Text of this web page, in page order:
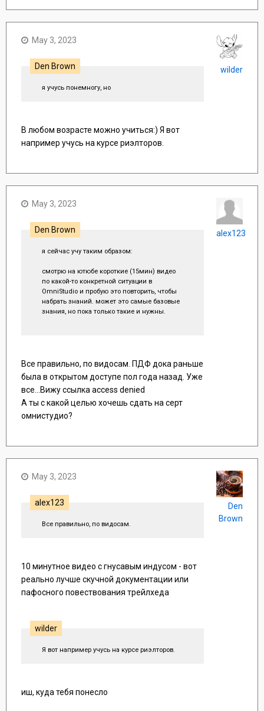
May 3, 2023
Den Brown
я учусь понемногу, но
В любом возрасте можно учиться:) Я вот
например учусь на курсе риэлторов.
wilder
May 3, 2023
Den Brown
я сейчас учу таким образом:
смотрю на ютюбе короткие (15мин) видео
по какой-то конкретной ситуации в
OmniStudio и пробую это повторить, чтобы
набрать знаний. может это самые базовые
знания, но пока только такие и нужны.
учусь понемногу, но каждый день. теперь я
но все еще могу взять упорством и
дисциплиной
Все правильно, по видосам. ПДФ дока раньше
была в открытом доступе пол года назад. Уже
все...Вижу ссылка access denied
А ты с какой целью хочешь сдать на серт
омнистудио?
alex123
May 3, 2023
alex123
Все правильно, по видосам.
10 минутное видео с гнусавым индусом - вот
реально лучше скучной документации или
пафосного повествования трейлхеда
wilder
Я вот например учусь на курсе риэлторов.
иш, куда тебя понесло
Den
Brown